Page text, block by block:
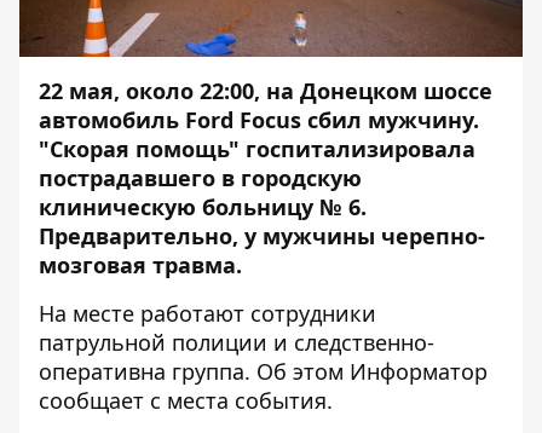
22 мая, около 22:00, на Донецком шоссе
автомобиль Ford Focus сбил мужчину.
"Скорая помощь" госпитализировала
пострадавшего в городскую
клиническую больницу № 6.
Предварительно, у мужчины черепно-
мозговая травма.
На месте работают сотрудники
патрульной полиции и следственно-
оперативна группа. Об этом Информатор
сообщает с места события.